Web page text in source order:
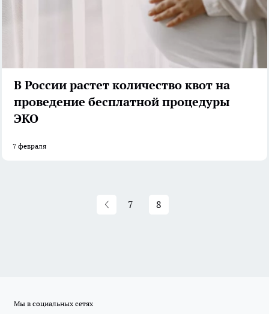
В России растет количество квот на
проведение бесплатной процедуры
ЭКО
7 февраля
7 8
Мы в социальных сетях